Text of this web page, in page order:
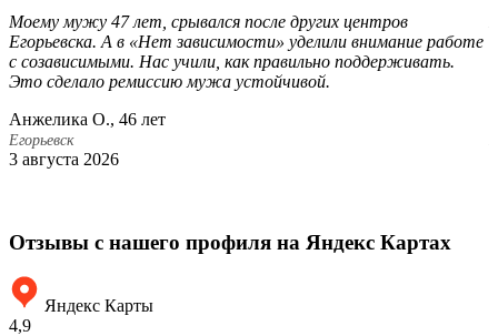
Моему мужу 47 лет, срывался после других центров
Егорьевска. А в «Нет зависимости» уделили внимание работе
с созависимыми. Нас учили, как правильно поддерживать.
Это сделало ремиссию мужа устойчивой.
Анжелика О., 46 лет
Егорьевск
3 августа 2026
Отзывы с нашего профиля на Яндекс Картах
Яндекс Карты
4,9